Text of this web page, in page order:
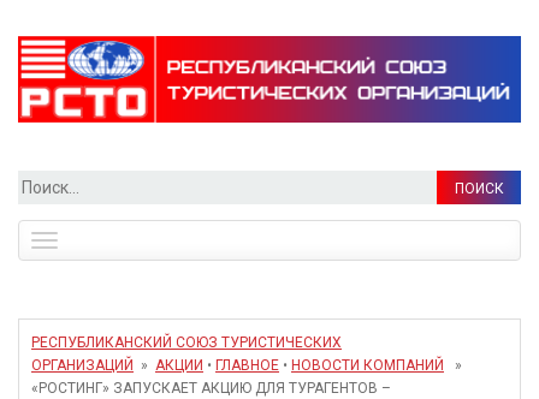
Найти:
navigation
РЕСПУБЛИКАНСКИЙ СОЮЗ ТУРИСТИЧЕСКИХ
ОРГАНИЗАЦИЙ
» АКЦИИ • ГЛАВНОЕ • НОВОСТИ КОМПАНИЙ
»
«РОСТИНГ» ЗАПУСКАЕТ АКЦИЮ ДЛЯ ТУРАГЕНТОВ –